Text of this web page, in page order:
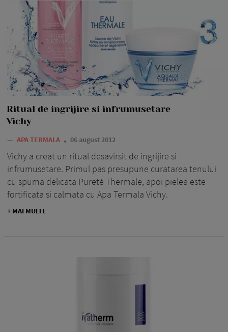
Ritual de ingrijire si infrumusetare
Vichy
— APA TERMALA 06 august 2012
Vichy a creat un ritual desavirsit de ingrijire si
infrumusetare. Primul pas presupune curatarea tenului
cu spuma delicata Pureté Thermale, apoi pielea este
fortificata si calmata cu Apa Termala Vichy.
+ MAI MULTE